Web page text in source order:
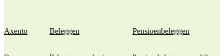
Axento Beleggen Pensioenbeleggen